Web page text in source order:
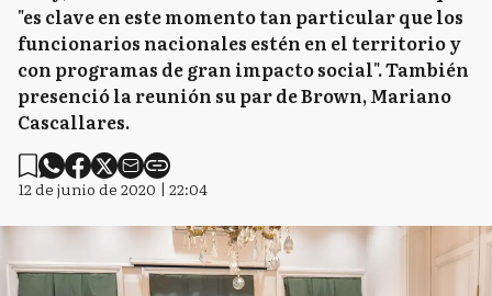
"es clave en este momento tan particular que los
funcionarios nacionales estén en el territorio y
con programas de gran impacto social". También
presenció la reunión su par de Brown, Mariano
Cascallares.
12 de junio de 2020 | 22:04